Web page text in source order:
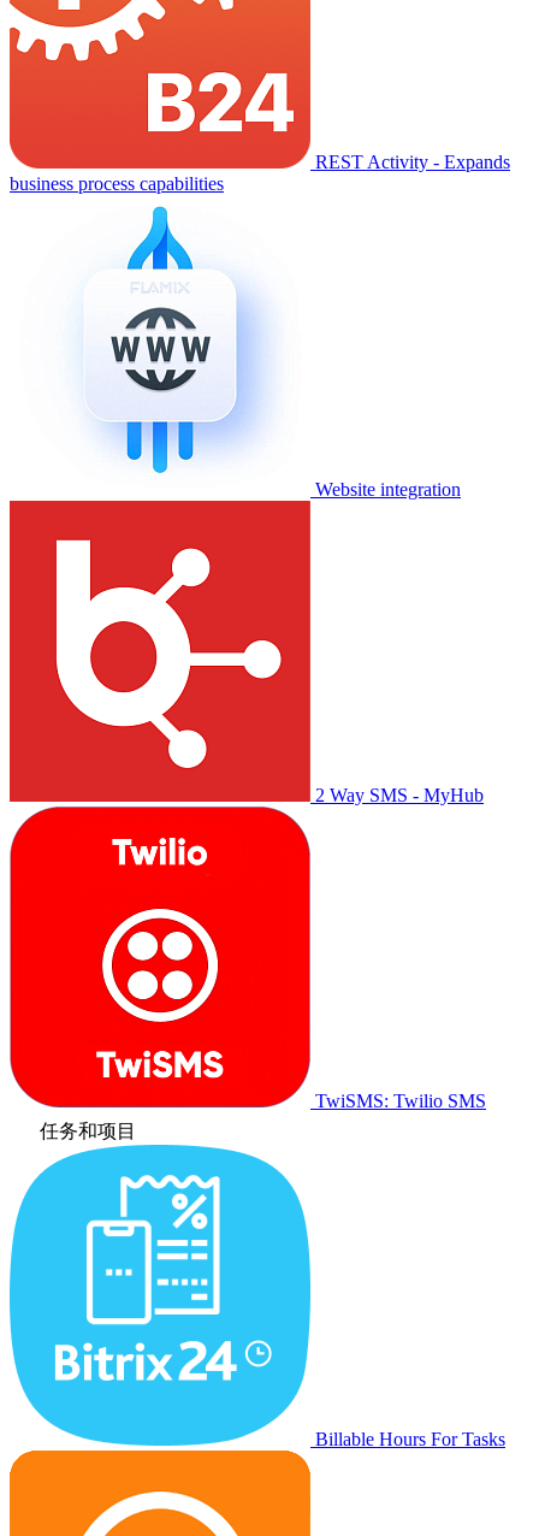
REST Activity - Expands
business process capabilities
Website integration
2 Way SMS - MyHub
TwiSMS: Twilio SMS
任务和项目
Billable Hours For Tasks